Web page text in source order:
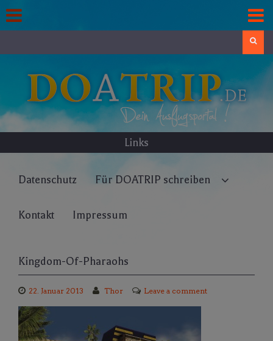
to
content
Links
Datenschutz Für DOATRIP schreiben
Kontakt Impressum
Kingdom-Of-Pharaohs
22. Januar 2013 Thor Leave a comment